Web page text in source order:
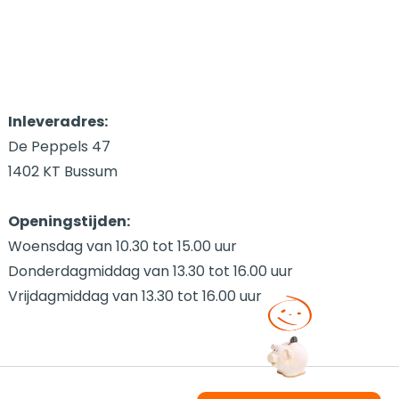
Inleveradres:
De Peppels 47
1402 KT Bussum
Openingstijden:
Woensdag van 10.30 tot 15.00 uur
Donderdagmiddag van 13.30 tot 16.00 uur
Vrijdagmiddag van 13.30 tot 16.00 uur